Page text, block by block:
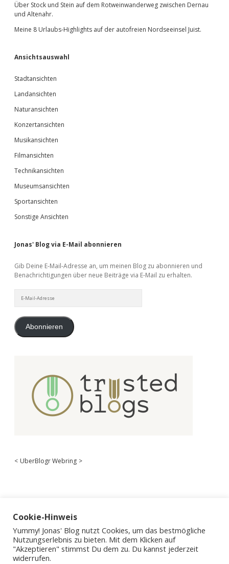
Über Stock und Stein auf dem Rotweinwanderweg zwischen Dernau
und Altenahr.
Meine 8 Urlaubs-Highlights auf der autofreien Nordseeinsel Juist.
Ansichtsauswahl
Stadtansichten
Landansichten
Naturansichten
Konzertansichten
Musikansichten
Filmansichten
Technikansichten
Museumsansichten
Sportansichten
Sonstige Ansichten
Jonas' Blog via E-Mail abonnieren
Gib Deine E-Mail-Adresse an, um meinen Blog zu abonnieren und
Benachrichtigungen über neue Beiträge via E-Mail zu erhalten.
Mail-
Abonnieren
< UberBlogr Webring >
Cookie-Hinweis
Yummy! Jonas' Blog nutzt Cookies, um das bestmögliche
Nutzungserlebnis zu bieten. Mit dem Klicken auf
"Akzeptieren" stimmst Du dem zu. Du kannst jederzeit
widerrufen.